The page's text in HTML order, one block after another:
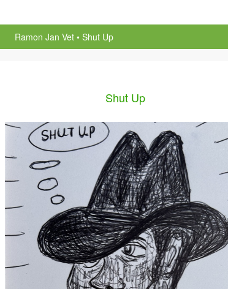
Ramon Jan Vet Shut Up
Shut Up